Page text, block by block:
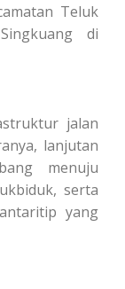
Teluk
di
jalan
lanjutan
menuju
serta
yang